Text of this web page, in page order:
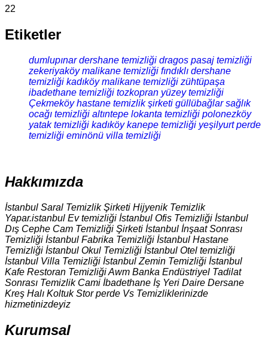
22
Etiketler
dumlupınar dershane temizliği dragos pasaj temizliği
zekeriyaköy malikane temizliği fındıklı dershane
temizliği kadıköy malikane temizliği zühtüpaşa
ibadethane temizliği tozkopran yüzey temizliği
Çekmeköy hastane temizlik şirketi güllübağlar sağlık
ocağı temizliği altıntepe lokanta temizliği polonezköy
yatak temizliği kadıköy kanepe temizliği yeşilyurt perde
temizliği eminönü villa temizliği
Hakkımızda
İstanbul Saral Temizlik Şirketi Hijyenik Temizlik
Yapar.istanbul Ev temizliği İstanbul Ofis Temizliği İstanbul
Dış Cephe Cam Temizliği Şirketi İstanbul İnşaat Sonrası
Temizliği İstanbul Fabrika Temizliği İstanbul Hastane
Temizliği İstanbul Okul Temizliği İstanbul Otel temizliği
İstanbul Villa Temizliği İstanbul Zemin Temizliği İstanbul
Kafe Restoran Temizliği Awm Banka Endüstriyel Tadilat
Sonrası Temizlik Cami İbadethane İş Yeri Daire Dersane
Kreş Halı Koltuk Stor perde Vs Temizliklerinizde
hizmetinizdeyiz
Kurumsal